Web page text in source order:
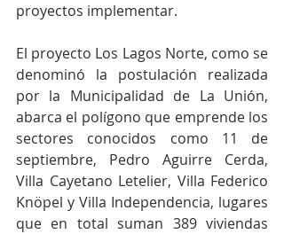
proyectos implementar.
El proyecto Los Lagos Norte, como se
denominó la postulación realizada
por la Municipalidad de La Unión,
abarca el polígono que emprende los
sectores conocidos como 11 de
septiembre, Pedro Aguirre Cerda,
Villa Cayetano Letelier, Villa Federico
Knöpel y Villa Independencia, lugares
que en total suman 389 viviendas